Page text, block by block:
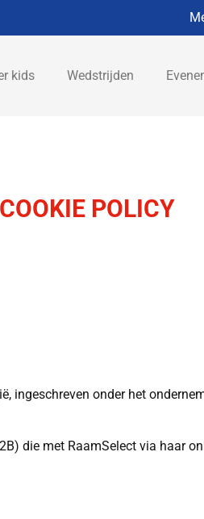
kids Wedstrijden
COOKIE POLICY
ingeschreven onder het
die met RaamSelect via